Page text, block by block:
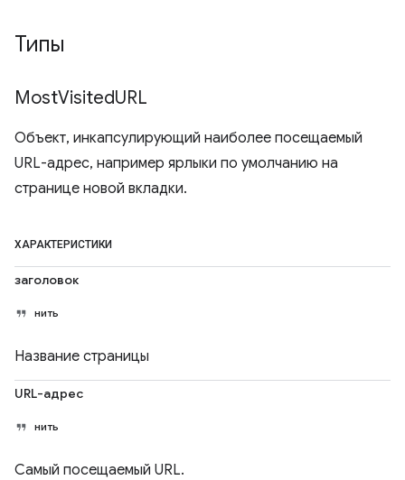
Типы
MostVisitedURL
Объект, инкапсулирующий наиболее посещаемый
URL-адрес, например ярлыки по умолчанию на
странице новой вкладки.
ХАРАКТЕРИСТИКИ
заголовок
нить
Название страницы
URL-адрес
нить
Самый посещаемый URL.